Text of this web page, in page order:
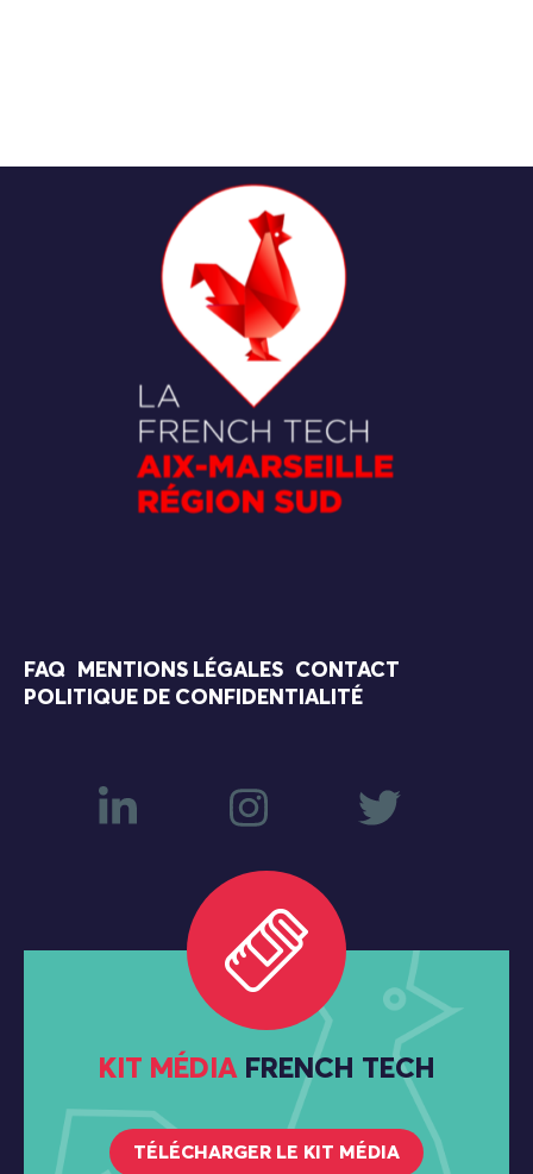
FAQ MENTIONS LÉGALES
CONTACT
POLITIQUE DE CONFIDENTIALITÉ
KIT MÉDIA FRENCH TECH
TÉLÉCHARGER LE KIT MÉDIA